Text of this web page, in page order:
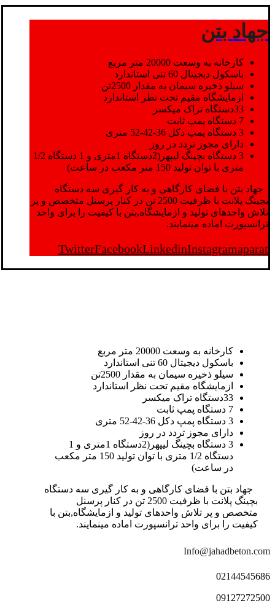
جهاد بتن
کارخانه به وسعت 20000 متر مربع
باسکول دیجیتال 60 تنی استاندارد
سیلو ذخیره سیمان به مقدار 2500تن
ازمایشگاه مقیم تحت نظر استاندارد
33دستگاه تراک میکسر
7 دستگاه پمپ ثابت
3 دستگاه پمپ دکل 36-42-52 متری
دارای مجوز تردد در روز
3 دستگاه بچینگ لیپهر(2دستگاه 1متری و 1 دستگاه 1/2
متری با توان تولید 150 متر مکعب در ساعت)
جهاد بتن با فضای کارگاهی و به کار گیری سه دستگاه
بچینگ پلانت با ظرفیت 2500 تن در کنار پرسنل متخصص و پر
تلاش واحدهای تولید و ازمایشگاه,بتن با کیفیت را برای واحد
ترانسپورت اماده مینمایند.
TwitterFacebookLinkedinInstagramaparat
کارخانه به وسعت 20000 متر مربع
باسکول دیجیتال 60 تنی استاندارد
سیلو ذخیره سیمان به مقدار 2500تن
ازمایشگاه مقیم تحت نظر استاندارد
33دستگاه تراک میکسر
7 دستگاه پمپ ثابت
3 دستگاه پمپ دکل 36-42-52 متری
دارای مجوز تردد در روز
3 دستگاه بچینگ لیپهر(2دستگاه 1متری و 1
دستگاه 1/2 متری با توان تولید 150 متر مکعب
در ساعت)
جهاد بتن با فضای کارگاهی و به کار گیری سه دستگاه
بچینگ پلانت با ظرفیت 2500 تن در کنار پرسنل
متخصص و پر تلاش واحدهای تولید و ازمایشگاه,بتن با
کیفیت را برای واحد ترانسپورت اماده مینمایند.
Info@jahadbeton.com
02144545686
09127272500